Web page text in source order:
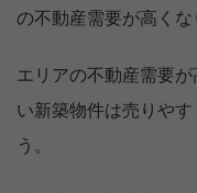
の不動産需要が高くな
エリアの不動産需要
い新築物件は売りや
う。